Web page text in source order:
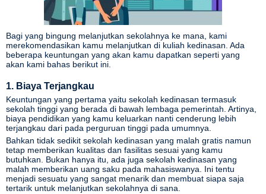
Bagi yang bingung melanjutkan sekolahnya ke mana, kami
merekomendasikan kamu melanjutkan di kuliah kedinasan. Ada
beberapa keuntungan yang akan kamu dapatkan seperti yang
akan kami bahas berikut ini.
1. Biaya Terjangkau
Keuntungan yang pertama yaitu sekolah kedinasan termasuk
sekolah tinggi yang berada di bawah lembaga pemerintah. Artinya,
biaya pendidikan yang kamu keluarkan nanti cenderung lebih
terjangkau dari pada perguruan tinggi pada umumnya.
Bahkan tidak sedikit sekolah kedinasan yang malah gratis namun
tetap memberikan kualitas dan fasilitas sesuai yang kamu
butuhkan. Bukan hanya itu, ada juga sekolah kedinasan yang
malah memberikan uang saku pada mahasiswanya. Ini tentu
menjadi sesuatu yang sangat menarik dan membuat siapa saja
tertarik untuk melanjutkan sekolahnya di sana.